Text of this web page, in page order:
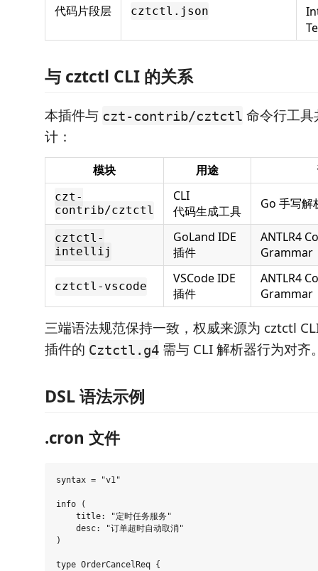
代码片段层 cztctl.json
与 cztctl CLI 的关系
本插件与 czt-contrib/cztctl 命令行工
计：
模块 用途
czt-
contrib/cztctl
CLI
代码生成工具
Go 手写解
cztctl-
intellij
GoLand IDE
插件
ANTLR4
Grammar
cztctl-vscode
VSCode IDE
插件
ANTLR4
Grammar
三端语法规范保持一致，权威来源为 cztctl
插件的 Cztctl.g4 需与 CLI 解析器行为对齐
DSL 语法示例
.cron 文件
syntax = "v1"
info (
    title: "定时任务服务"
    desc: "订单超时自动取消"
)
type OrderCancelReq {